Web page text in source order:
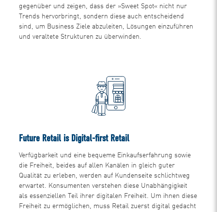
gegenüber und zeigen, dass der »Sweet Spot« nicht nur
Trends hervorbringt, sondern diese auch entscheidend
sind, um Business Ziele abzuleiten, Lösungen einzuführen
und veraltete Strukturen zu überwinden.
Future Retail is Digital-first Retail
Verfügbarkeit und eine bequeme Einkaufserfahrung sowie
die Freiheit, beides auf allen Kanälen in gleich guter
Qualität zu erleben, werden auf Kundenseite schlichtweg
erwartet. Konsumenten verstehen diese Unabhängigkeit
als essenziellen Teil ihrer digitalen Freiheit. Um ihnen diese
Freiheit zu ermöglichen, muss Retail zuerst digital gedacht